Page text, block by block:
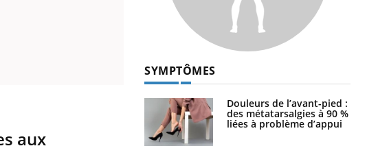
aux
SYMPTÔMES
Douleurs de l’avant-pied :
des métatarsalgies à 90 %
liées à problème d’appui